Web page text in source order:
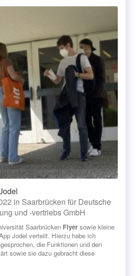
in Saarbrücken für Deutsche
und -vertriebs GmbH
Saarbrücken Flyer sowie kleine
Jodel verteilt. Hierzu habe ich
die Funktionen und den
sowie sie dazu gebracht diese